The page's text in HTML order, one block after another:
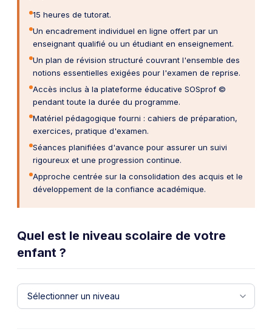
15 heures de tutorat.
Un encadrement individuel en ligne offert par un
enseignant qualifié ou un étudiant en enseignement.
Un plan de révision structuré couvrant l'ensemble des
notions essentielles exigées pour l'examen de reprise.
Accès inclus à la plateforme éducative SOSprof ©
pendant toute la durée du programme.
Matériel pédagogique fourni : cahiers de préparation,
exercices, pratique d'examen.
Séances planifiées d'avance pour assurer un suivi
rigoureux et une progression continue.
Approche centrée sur la consolidation des acquis et le
développement de la confiance académique.
Quel est le niveau scolaire de votre
enfant ?